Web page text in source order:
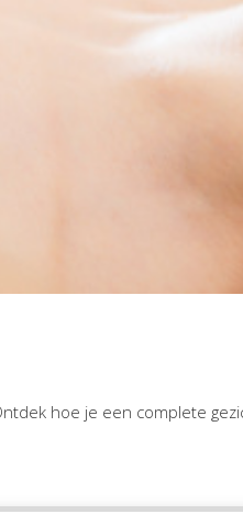
hoe je een complete